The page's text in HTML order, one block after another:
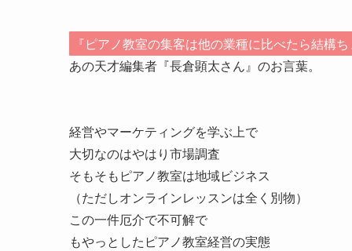
『ピアノ教室の集客は他の業種に比べたら結構
あの天才編集者『長倉顕太さん』のお言葉。
経営やマーケティングを学ぶ上で
大切なのはやはり市場調査
そもそもピアノ教室は地域ビジネス
（ただしオンラインレッスンは全く別物）
この一件厄介で不可解で
もやっとしたピアノ教室経営の実態